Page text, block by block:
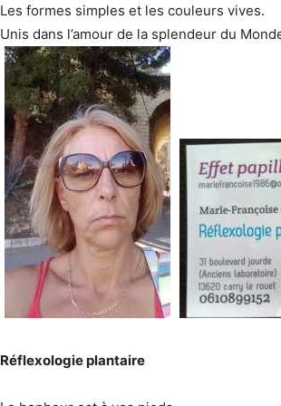
Les formes simples et les couleurs vives.
Unis dans l’amour de la splendeur du
Réflexologie plantaire